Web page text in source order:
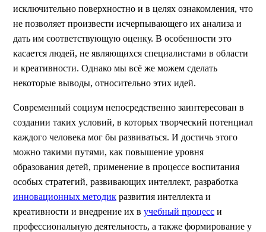
исключительно поверхностно и в целях ознакомления, что
не позволяет произвести исчерпывающего их анализа и
дать им соответствующую оценку. В особенности это
касается людей, не являющихся специалистами в области
и креативности. Однако мы всё же можем сделать
некоторые выводы, относительно этих идей.
Современный социум непосредственно заинтересован в
создании таких условий, в которых творческий потенциал
каждого человека мог бы развиваться. И достичь этого
можно такими путями, как повышение уровня
образования детей, применение в процессе воспитания
особых стратегий, развивающих интеллект, разработка
инновационных методик развития интеллекта и
креативности и внедрение их в учебный процесс и
профессиональную деятельность, а также формирование у